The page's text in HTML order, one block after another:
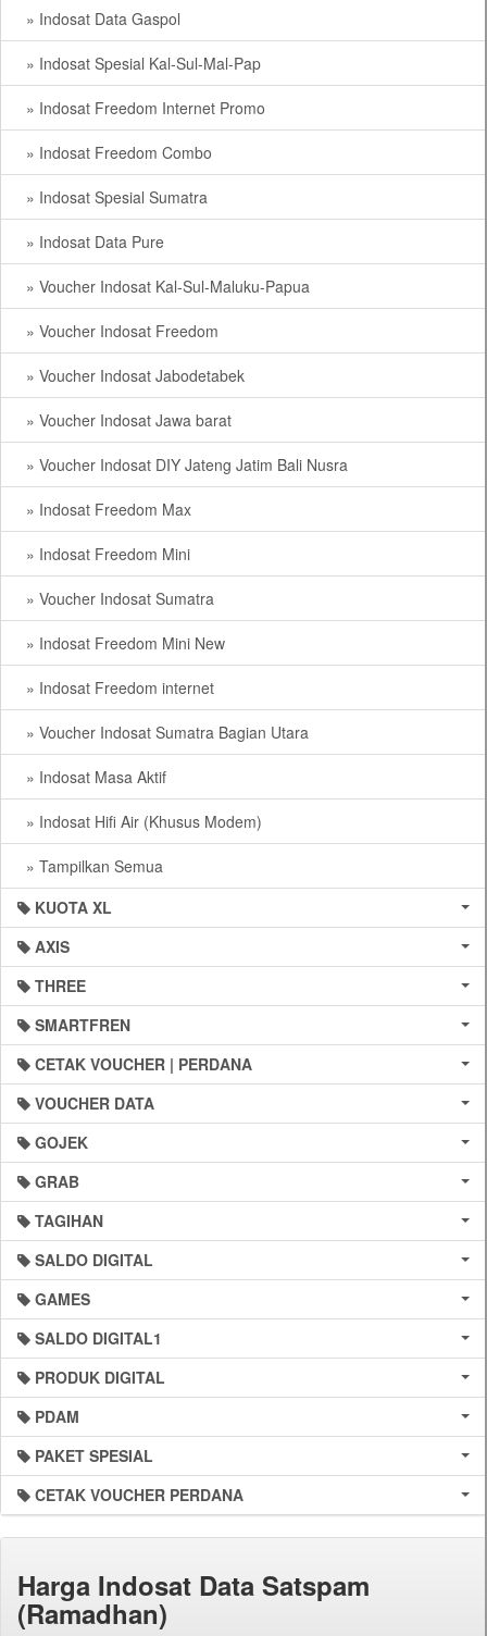
» Indosat Data Gaspol
» Indosat Spesial Kal-Sul-Mal-Pap
» Indosat Freedom Internet Promo
» Indosat Freedom Combo
» Indosat Spesial Sumatra
» Indosat Data Pure
» Voucher Indosat Kal-Sul-Maluku-Papua
» Voucher Indosat Freedom
» Voucher Indosat Jabodetabek
» Voucher Indosat Jawa barat
» Voucher Indosat DIY Jateng Jatim Bali Nusra
» Indosat Freedom Max
» Indosat Freedom Mini
» Voucher Indosat Sumatra
» Indosat Freedom Mini New
» Indosat Freedom internet
» Voucher Indosat Sumatra Bagian Utara
» Indosat Masa Aktif
» Indosat Hifi Air (Khusus Modem)
» Tampilkan Semua
KUOTA XL
AXIS
THREE
SMARTFREN
CETAK VOUCHER | PERDANA
VOUCHER DATA
GOJEK
GRAB
TAGIHAN
SALDO DIGITAL
GAMES
SALDO DIGITAL1
PRODUK DIGITAL
PDAM
PAKET SPESIAL
CETAK VOUCHER PERDANA
Harga Indosat Data Satspam
(Ramadhan)